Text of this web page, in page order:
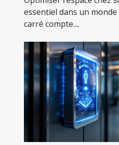
essentiel dans un
carré compte....